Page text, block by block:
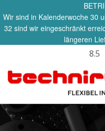
Wir sind in Kalenderwoche 30
32 sind wir eingeschränkt
längeren
8.5